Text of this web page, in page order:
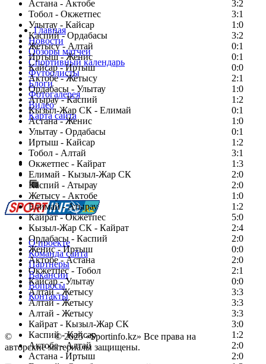
Астана - Актобе
3:2
Тобол - Окжетпес
3:1
Улытау - Кайсар
1:0
Каспий - Ордабасы
3:2
Жетысу - Алтай
0:1
Иртыш - Женис
0:1
Кайсар - Иртыш
0:0
Актобе - Жетысу
2:1
Ордабасы - Улытау
1:0
Атырау - Каспий
1:2
Кызыл-Жар СК - Елимай
0:1
Астана - Женис
1:0
Улытау - Ордабасы
0:1
Иртыш - Кайсар
1:2
Тобол - Алтай
3:1
Окжетпес - Кайрат
1:3
Елимай - Кызыл-Жар СК
2:0
Каспий - Атырау
2:0
Жетысу - Актобе
1:0
Елимай - Атырау
1:2
Кайрат - Окжетпес
5:0
Кызыл-Жар СК - Кайрат
2:4
Ордабасы - Каспий
2:0
Женис - Иртыш
0:0
Актобе - Астана
2:0
Окжетпес - Тобол
2:1
Кайсар - Улытау
0:0
Алтай - Жетысу
3:3
Алтай - Жетысу
3:3
Алтай - Жетысу
3:3
Кайрат - Кызыл-Жар СК
3:0
Каспий - Кайсар
1:2
Актобе - Алтай
2:0
Астана - Иртыш
2:0
Главная
Новости
Обзоры матчей
Спортивный календарь
Футболисты
Блоги
Фотогалерея
Видео
Карта сайта
Есть идея?
Сообщить о мероприятии
Перейти на старый сайт
О проекте
Команда сайта
Партнеры
Вакансии
Вопросы
Контакты
© Copyright© 2025 «Sportinfo.kz» Все права на
авторские материалы защищены.